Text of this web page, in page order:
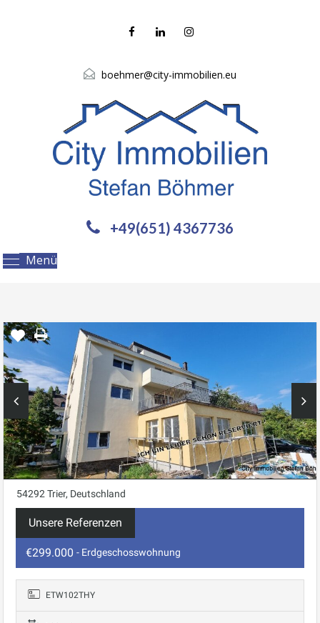
boehmer@city-immobilien.eu
Menü
+49(651) 4367736
54292 Trier, Deutschland
Unsere Referenzen
€299.000 - Erdgeschosswohnung
ETW102THY